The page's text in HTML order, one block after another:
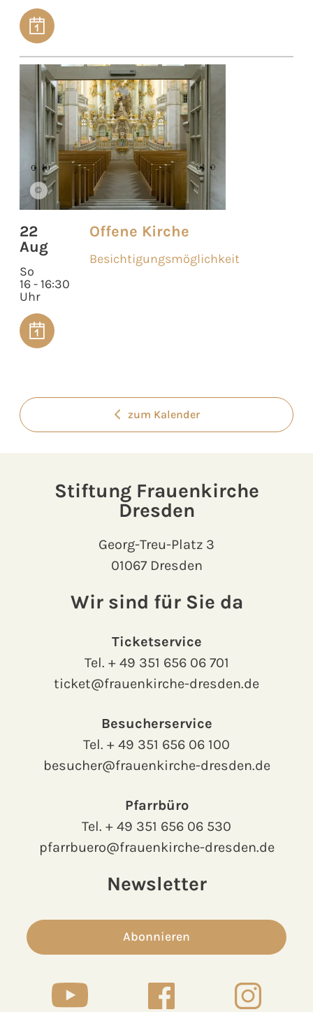
©
22
Aug
So
16 - 16:30
Uhr
Offene Kirche
Besichtigungsmöglichkeit
zum Kalender
Stiftung Frauenkirche
Dresden
Georg-Treu-Platz 3
01067 Dresden
Wir sind für Sie da
Ticketservice
Tel. + 49 351 656 06 701
ticket@frauenkirche-dresden.de
Besucherservice
Tel. + 49 351 656 06 100
besucher@frauenkirche-dresden.de
Pfarrbüro
Tel. + 49 351 656 06 530
pfarrbuero@frauenkirche-dresden.de
Newsletter
Abonnieren